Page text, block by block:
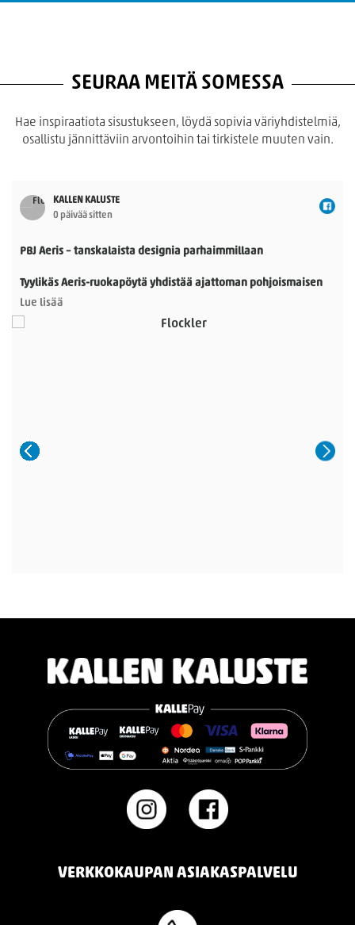
SEURAA MEITÄ SOMESSA
Hae inspiraatiota sisustukseen, löydä sopivia väriyhdistelmiä,
osallistu jännittäviin arvontoihin tai tirkistele muuten vain.
KALLEN KALUSTE
0 päivää sitten
PBJ Aeris – tanskalaista designia parhaimmillaan
Tyylikäs Aeris-ruokapöytä yhdistää ajattoman pohjoismaisen
muotoilun ja käytännöllisyyden. Morten Svendsenin
suunnittelemassa pöydässä on kauniisti muotoillut
massiivitammijalat ja useita laadukkaita kansivaihtoehtoja.
illallisiin.
Lue lisää
VERKKOKAUPAN ASIAKASPALVELU